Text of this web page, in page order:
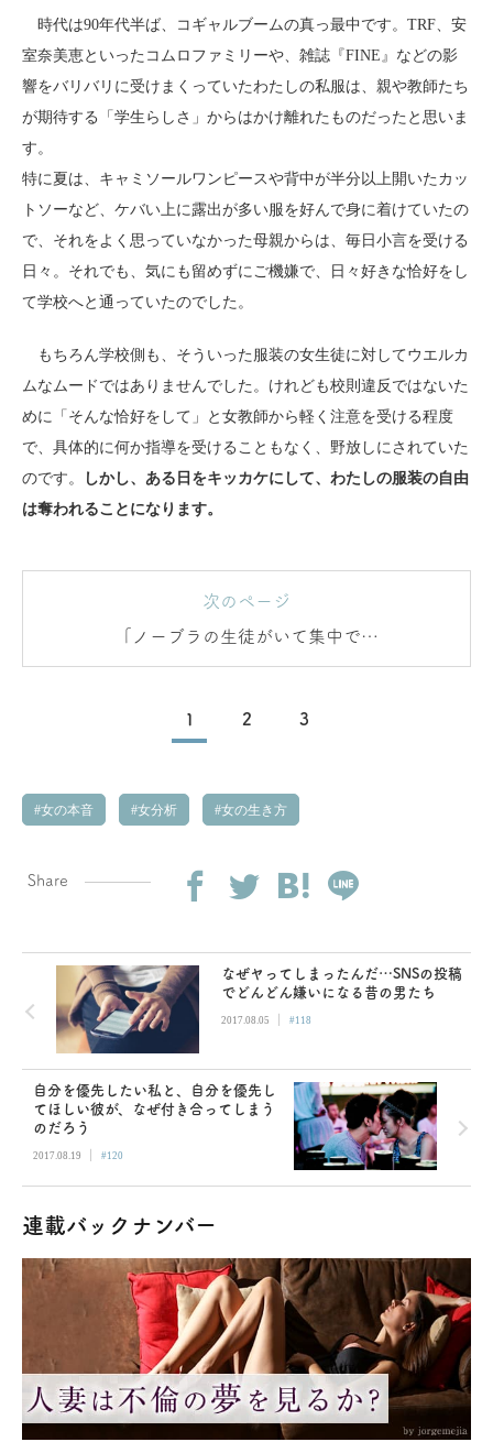
時代は90年代半ば、コギャルブームの真っ最中です。TRF、安
室奈美恵といったコムロファミリーや、雑誌『FINE』などの影
響をバリバリに受けまくっていたわたしの私服は、親や教師たち
が期待する「学生らしさ」からはかけ離れたものだったと思いま
す。
特に夏は、キャミソールワンピースや背中が半分以上開いたカッ
トソーなど、ケバい上に露出が多い服を好んで身に着けていたの
で、それをよく思っていなかった母親からは、毎日小言を受ける
日々。それでも、気にも留めずにご機嫌で、日々好きな恰好をし
て学校へと通っていたのでした。
もちろん学校側も、そういった服装の女生徒に対してウエルカ
ムなムードではありませんでした。けれども校則違反ではないた
めに「そんな恰好をして」と女教師から軽く注意を受ける程度
で、具体的に何か指導を受けることもなく、野放しにされていた
のです。
しかし、ある日をキッカケにして、わたしの服装の自由
は奪われることになります。
次のページ
「ノーブラの生徒がいて集中でき
ない」
1 2 3
女の本音 女分析 女の生き方
Share
なぜヤってしまったんだ…SNSの投稿
でどんどん嫌いになる昔の男たち
2017.08.05 | #118
自分を優先したい私と、自分を優先し
てほしい彼が、なぜ付き合ってしまう
のだろう
2017.08.19 | #120
連載バックナンバー